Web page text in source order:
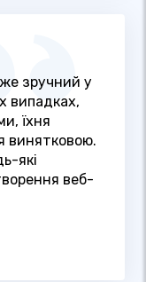
зручний у
випадках,
їхня
винятковою.
які
веб-